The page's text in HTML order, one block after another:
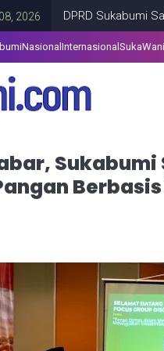
DPRD Sukabumi Sahkan
Nasional Internasional
Sukabumi